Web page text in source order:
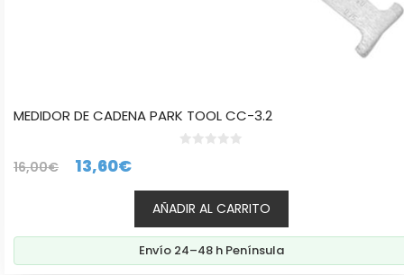
MEDIDOR DE CADENA PARK TOOL CC-3.2
16,00€
El
era:
16,00€.
13,60€El
precio
actual
es:
13,60€.
AÑADIR AL CARRITO
Envío 24–48 h Península